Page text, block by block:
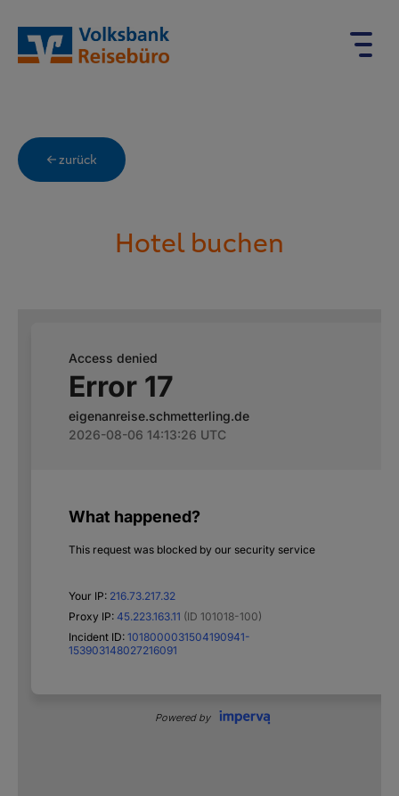
← zurück
Hotel buchen